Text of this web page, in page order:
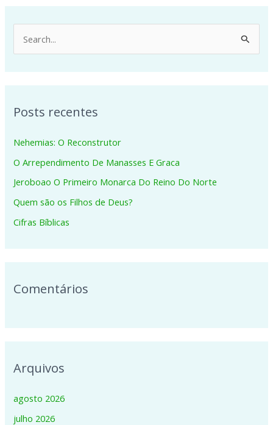
e
u
s
a
r
p
o
Posts recentes
Nehemias: O Reconstrutor
O Arrependimento De Manasses E Graca
Jeroboao O Primeiro Monarca Do Reino Do Norte
Quem são os Filhos de Deus?
Cifras Bíblicas
Comentários
Arquivos
agosto 2026
julho 2026